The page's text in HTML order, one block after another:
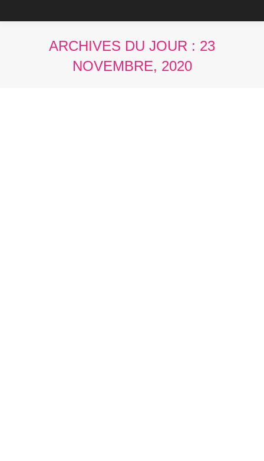
ARCHIVES DU JOUR : 23
NOVEMBRE, 2020